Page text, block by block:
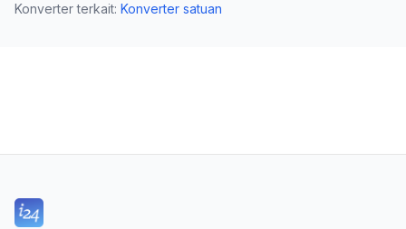
Konverter terkait: Konverter satuan